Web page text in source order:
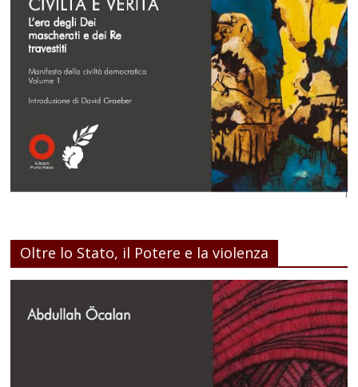
Oltre lo Stato, il Potere e la violenza